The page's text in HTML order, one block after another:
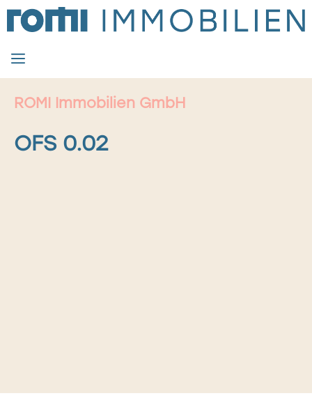
Zum
Inhalt
springen
MENÜ
ROMI Immobilien GmbH
OFS 0.02